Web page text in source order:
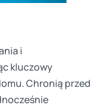
i
kluczowy
Chronią przed